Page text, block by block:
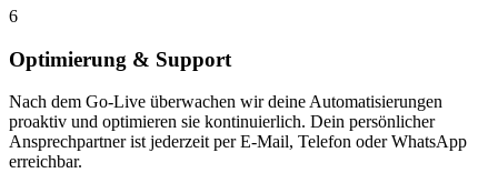
6
Optimierung & Support
Nach dem Go-Live überwachen wir deine Automatisierungen
proaktiv und optimieren sie kontinuierlich. Dein persönlicher
Ansprechpartner ist jederzeit per E-Mail, Telefon oder WhatsApp
erreichbar.